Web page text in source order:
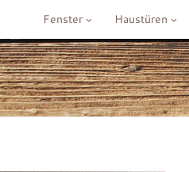
Haustüren
Fenster